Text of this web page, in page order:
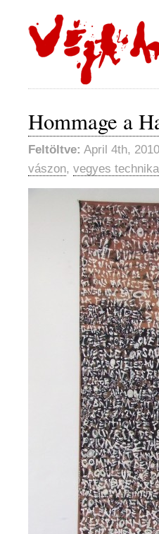
Hommage a
Feltöltve: April 4th,
vászon, vegyes technika